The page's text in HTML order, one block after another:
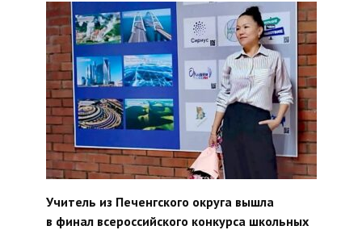
Учитель из Печенгского округа вышла
в финал всероссийского конкурса школьных